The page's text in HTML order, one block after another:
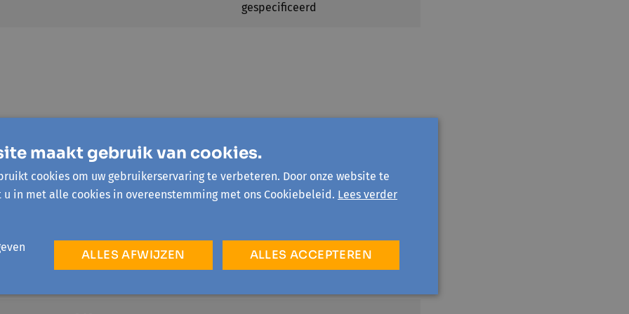
gespecificeerd
maakt gebruik van cookies.
cookies om uw gebruikerservaring te verbeteren. Door onze website te
in met alle cookies in overeenstemming met ons Cookiebeleid. Lees verder
ALLES ACCEPTEREN
ALLES AFWIJZEN